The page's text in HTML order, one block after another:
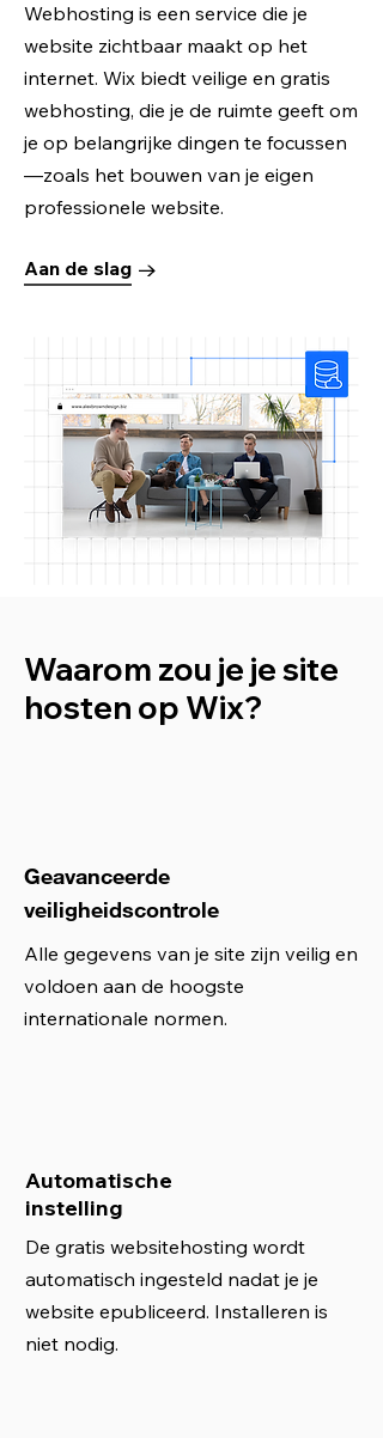
Webhosting is een service die je
website zichtbaar maakt op het
internet. Wix biedt veilige en gratis
webhosting, die je de ruimte geeft om
je op belangrijke dingen te focussen
—zoals het bouwen van je eigen
professionele website.
Aan de slag
Waarom zou je je site
hosten op Wix?
Alle gegevens van je site zijn veilig en
voldoen aan de hoogste
internationale normen.
Geavanceerde
veiligheidscontrole
Automatische
instelling
De gratis websitehosting wordt
automatisch ingesteld nadat je je
website epubliceerd. Installeren is
niet nodig.